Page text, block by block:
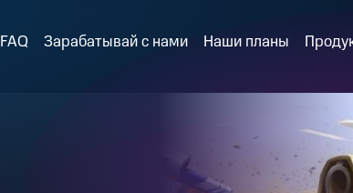
FAQ Зарабатывай с нами Наши планы